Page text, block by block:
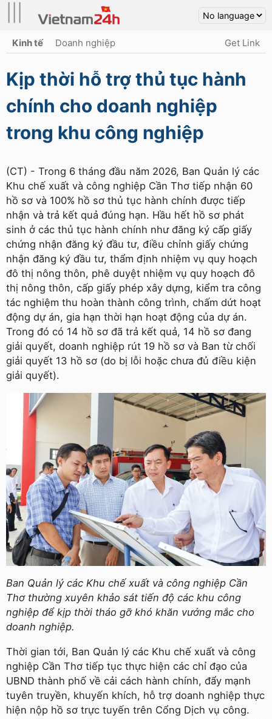
Kinh tế Doanh nghiệp Get Link
Kịp thời hỗ trợ thủ tục hành
chính cho doanh nghiệp
trong khu công nghiệp
(CT) - Trong 6 tháng đầu năm 2026, Ban Quản lý các
Khu chế xuất và công nghiệp Cần Thơ tiếp nhận 60
hồ sơ và 100% hồ sơ thủ tục hành chính được tiếp
nhận và trả kết quả đúng hạn. Hầu hết hồ sơ phát
sinh ở các thủ tục hành chính như đăng ký cấp giấy
chứng nhận đăng ký đầu tư, điều chỉnh giấy chứng
nhận đăng ký đầu tư, thẩm định nhiệm vụ quy hoạch
đô thị nông thôn, phê duyệt nhiệm vụ quy hoạch đô
thị nông thôn, cấp giấy phép xây dựng, kiểm tra công
tác nghiệm thu hoàn thành công trình, chấm dứt hoạt
động dự án, gia hạn thời hạn hoạt động của dự án.
Trong đó có 14 hồ sơ đã trả kết quả, 14 hồ sơ đang
giải quyết, doanh nghiệp rút 19 hồ sơ và Ban từ chối
giải quyết 13 hồ sơ (do bị lỗi hoặc chưa đủ điều kiện
giải quyết).
Ban Quản lý các Khu chế xuất và công nghiệp Cần
Thơ thường xuyên khảo sát tiến độ các khu công
nghiệp để kịp thời tháo gỡ khó khăn vướng mắc cho
doanh nghiệp.
Thời gian tới, Ban Quản lý các Khu chế xuất và công
nghiệp Cần Thơ tiếp tục thực hiện các chỉ đạo của
UBND thành phố về cải cách hành chính, đẩy mạnh
tuyên truyền, khuyến khích, hỗ trợ doanh nghiệp thực
hiện nộp hồ sơ trực tuyến trên Cổng Dịch vụ công.